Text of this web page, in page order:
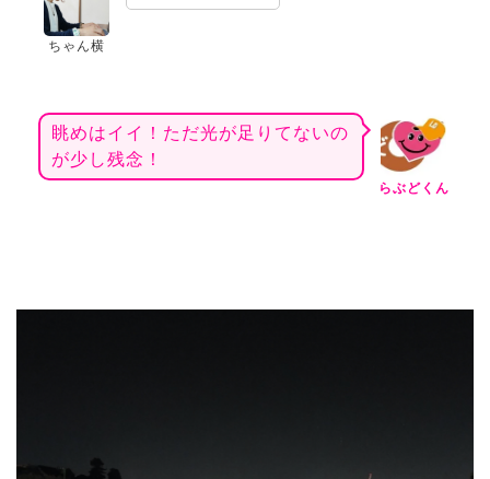
ちゃん横
らぶどくん
眺めはイイ！ただ光が足りてないの
が少し残念！